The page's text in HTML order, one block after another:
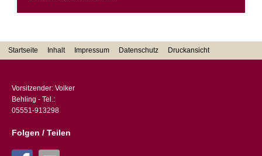
Startseite Inhalt Impressum Datenschutz Druckansicht
Vorsitzender: Volker
Behling - Tel.:
05551-913298
Folgen / Teilen